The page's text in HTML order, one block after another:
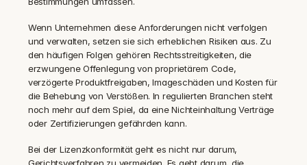
Wenn Unternehmen diese Anforderungen nicht verfolgen
und verwalten, setzen sie sich erheblichen Risiken aus. Zu
den häufigen Folgen gehören Rechtsstreitigkeiten, die
erzwungene Offenlegung von proprietärem Code,
verzögerte Produktfreigaben, Imageschäden und Kosten für
die Behebung von Verstößen. In regulierten Branchen steht
noch mehr auf dem Spiel, da eine Nichteinhaltung Verträge
oder Zertifizierungen gefährden kann.
Bei der Lizenzkonformität geht es nicht nur darum,